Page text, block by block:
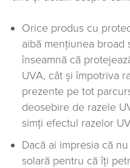
Orice produs cu
aibă mențiunea broad
înseamnă că
UVA, cât și împotriva
prezente pe tot
deosebire de razele
simți efectul razelor
Dacă ai impresia că
solară pentru că îți